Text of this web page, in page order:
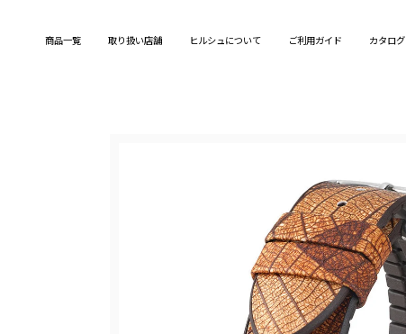
商品一覧 取り扱い店舗 ヒルシュについて ご利用ガイド カタログ